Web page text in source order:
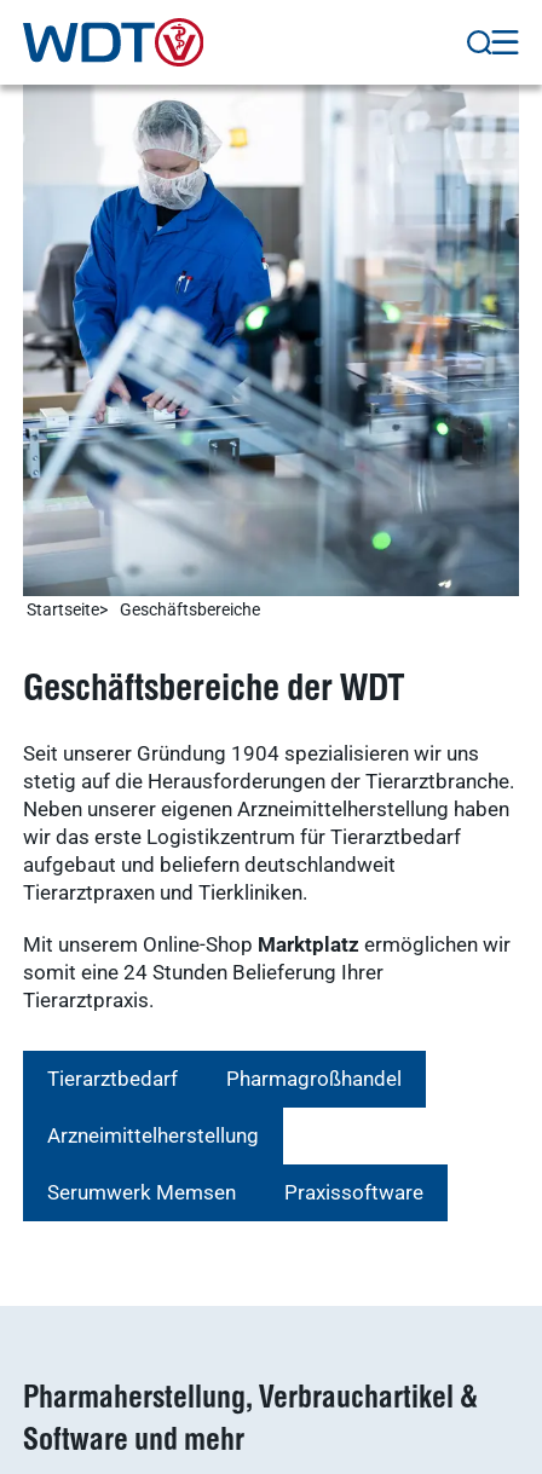
Startseite Geschäftsbereiche
Geschäftsbereiche der WDT
Seit unserer Gründung 1904 spezialisieren wir uns
stetig auf die Herausforderungen der Tierarztbranche.
Neben unserer eigenen Arzneimittelherstellung haben
wir das erste Logistikzentrum für Tierarztbedarf
aufgebaut und beliefern deutschlandweit
Tierarztpraxen und Tierkliniken.
Mit unserem Online-Shop Marktplatz ermöglichen wir
somit eine 24 Stunden Belieferung Ihrer
Tierarztpraxis.
Tierarztbedarf Pharmagroßhandel
Arzneimittelherstellung
Serumwerk Memsen Praxissoftware
Pharmaherstellung, Verbrauchartikel &
Software und mehr